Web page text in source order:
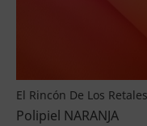
El Rincón De Los Retales
Polipiel NARANJA